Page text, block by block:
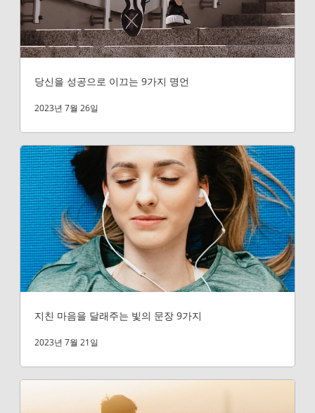
당신을 성공으로 이끄는 9가지 명언
2023년 7월 26일
지친 마음을 달래주는 빛의 문장 9가지
2023년 7월 21일